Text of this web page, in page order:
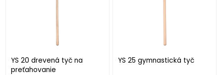
YS 20 drevená tyč na
preťahovanie
YS 25 gymnastická tyč